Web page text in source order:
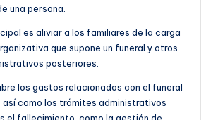
una persona.
es aliviar a los familiares de la carga
que supone un funeral y otros
posteriores.
los gastos relacionados con el funeral
así como los trámites administrativos